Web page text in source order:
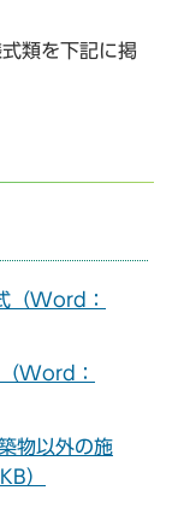
類を下記に掲
（Word：
Word：
物以外の施
）